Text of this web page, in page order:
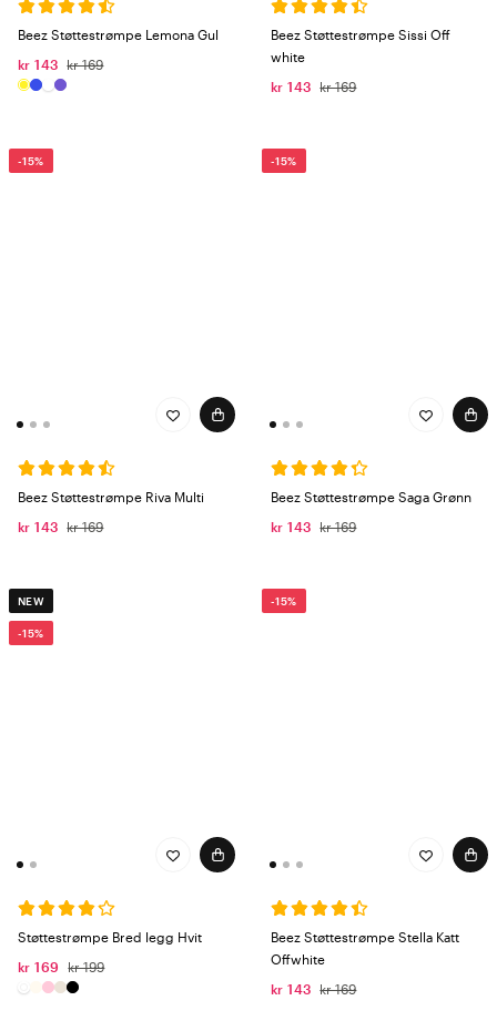
Beez Støttestrømpe Lemona Gul
kr 143
kr 169
Beez Støttestrømpe Sissi Off
white
kr 143
kr 169
-15%
Beez Støttestrømpe Riva Multi
kr 143
kr 169
-15%
Beez Støttestrømpe Saga Grønn
kr 143
kr 169
NEW
-15%
Støttestrømpe Bred legg Hvit
kr 169
kr 199
-15%
Beez Støttestrømpe Stella Katt
Offwhite
kr 143
kr 169